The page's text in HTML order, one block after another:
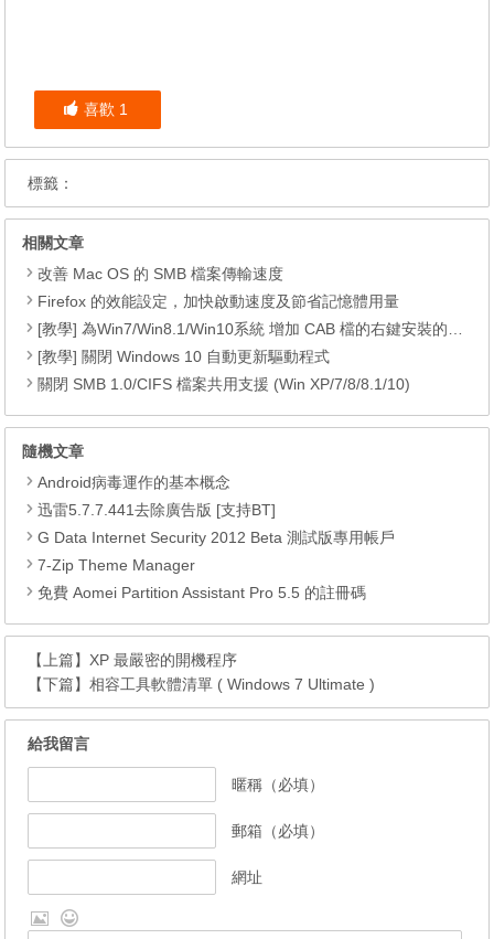
喜歡 1
標籤：
相關文章
改善 Mac OS 的 SMB 檔案傳輸速度
Firefox 的效能設定，加快啟動速度及節省記憶體用量
[教學] 為Win7/Win8.1/Win10系統 增加 CAB 檔的右鍵安裝的功能
[教學] 關閉 Windows 10 自動更新驅動程式
關閉 SMB 1.0/CIFS 檔案共用支援 (Win XP/7/8/8.1/10)
隨機文章
Android病毒運作的基本概念
迅雷5.7.7.441去除廣告版 [支持BT]
G Data Internet Security 2012 Beta 測試版專用帳戶
7-Zip Theme Manager
免費 Aomei Partition Assistant Pro 5.5 的註冊碼
【上篇】 XP 最嚴密的開機程序
【下篇】相容工具軟體清單 ( Windows 7 Ultimate )
給我留言
暱稱（必填）
郵箱（必填）
網址